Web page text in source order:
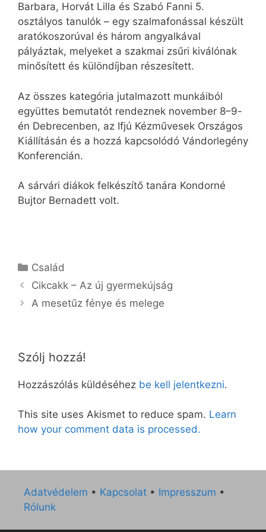
Barbara, Horvát Lilla és Szabó Fanni 5.
osztályos tanulók – egy szalmafonással készült
aratókoszorúval és három angyalkával
pályáztak, melyeket a szakmai zsűri kiválónak
minősített és különdíjban részesített.
Az összes kategória jutalmazott munkáiból
együttes bemutatót rendeznek november 8–9-
én Debrecenben, az Ifjú Kézművesek Országos
Kiállításán és a hozzá kapcsolódó Vándorlegény
Konferencián.
A sárvári diákok felkészítő tanára Kondorné
Bujtor Bernadett volt.
Kategória
Család
Cikcakk – Az új gyermekújság
A mesetűz fénye és melege
Szólj hozzá!
Hozzászólás küldéséhez be kell jelentkezni.
This site uses Akismet to reduce spam. Learn
how your comment data is processed.
Adatvédelem • Kapcsolat • Impresszum •
Rólunk